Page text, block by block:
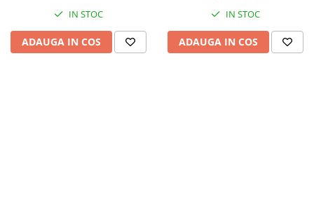
IN STOC
ADAUGA IN COS
IN STOC
ADAUGA IN COS